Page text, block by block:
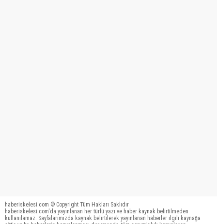
haberiskelesi.com © Copyright Tüm Hakları Saklıdır
haberiskelesi.com'da yayınlanan her türlü yazı ve haber kaynak belirtilmeden
kullanılamaz. Sayfalarımızda kaynak belirtilerek yayınlanan haberler ilgili kaynağa